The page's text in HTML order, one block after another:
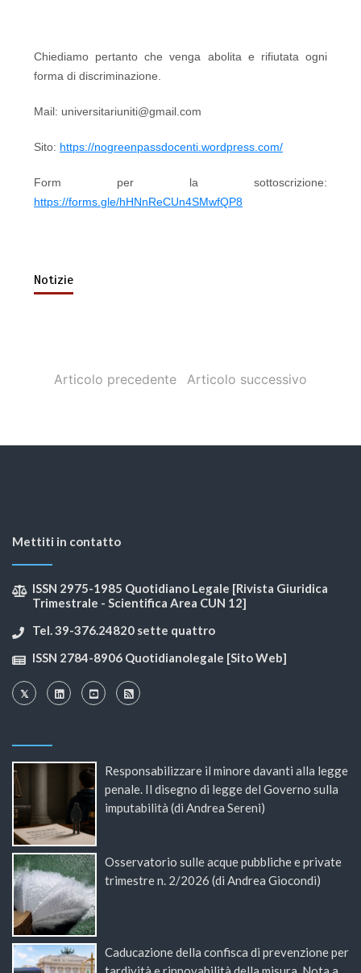
Chiediamo pertanto che venga abolita e rifiutata ogni
forma di discriminazione.
Mail: universitariuniti@gmail.com
Sito: https://nogreenpassdocenti.wordpress.com/
Form per la sottoscrizione:
https://forms.gle/hHNnReCUn4SMwfQP8
Notizie
Articolo precedente Articolo successivo
Mettiti in contatto
ISSN 2975-1985 Quotidiano Legale [Rivista Giuridica
Trimestrale - Scientifica Area CUN 12]
Tel. 39-376.24820 sette quattro
ISSN 2784-8906 Quotidianolegale [Sito Web]
Responsabilizzare il minore davanti alla legge
penale. Il disegno di legge del Governo sulla
imputabilità (di Andrea Sereni)
Osservatorio sulle acque pubbliche e private
trimestre n. 2/2026 (di Andrea Giocondi)
Caducazione della confisca di prevenzione per